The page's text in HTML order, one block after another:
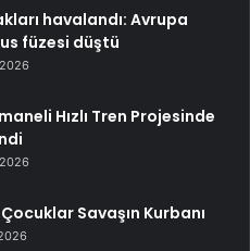
havalandı: Avrupa
füzesi düştü
Hızlı Tren Projesinde
Savaşın Kurbanı